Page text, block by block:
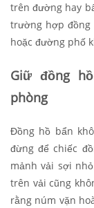
trên đường hay
trường hợp đồng
hoặc đường phố
Giữ đồng
phòng
Đồng hồ bẩn
đừng để chiếc
mảnh vải sợi
trên vải cũng
rằng núm vặn